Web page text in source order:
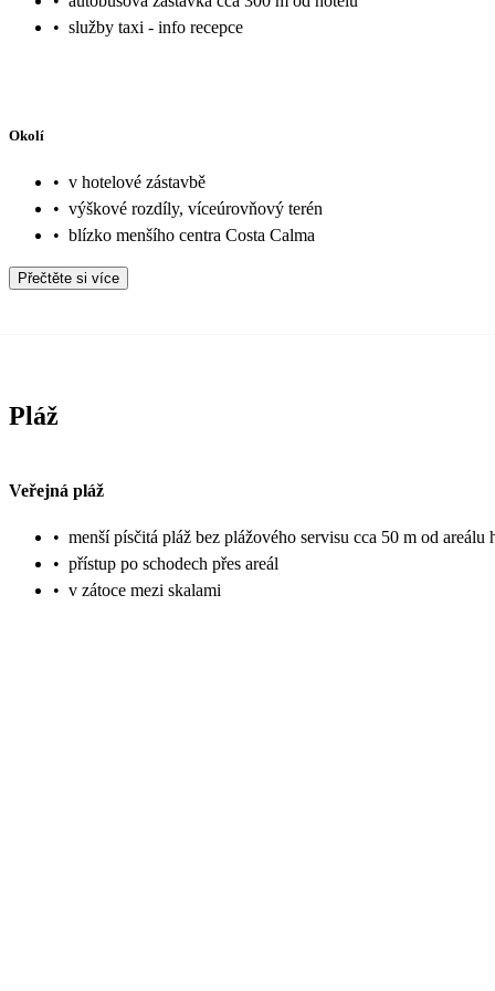
• služby taxi - info recepce
Okolí
• v hotelové zástavbě
• výškové rozdíly, víceúrovňový terén
• blízko menšího centra Costa Calma
Přečtěte si více
Pláž
Veřejná pláž
• menší písčitá pláž bez plážového servisu cca 50 m od areálu
• přístup po schodech přes areál
• v zátoce mezi skalami